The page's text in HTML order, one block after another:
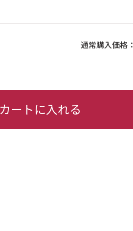
通常購入価格：
カートに入れる